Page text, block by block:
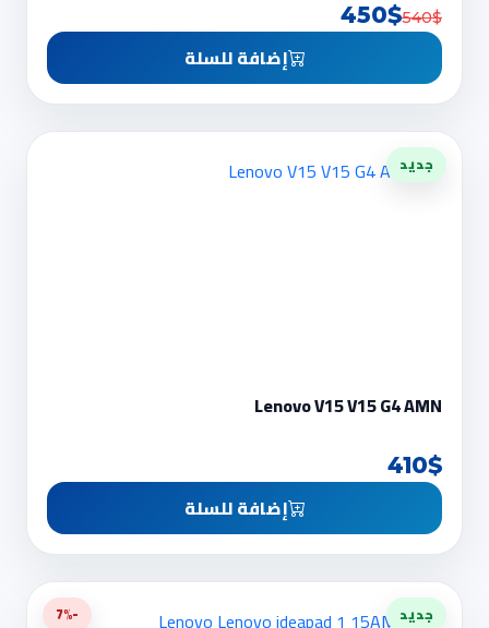
540$
450$
إضافة للسلة
جديد
Lenovo V15 V15 G4 AMN
410$
إضافة للسلة
جديد -7%